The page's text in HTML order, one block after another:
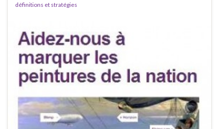
définitions et stratégies